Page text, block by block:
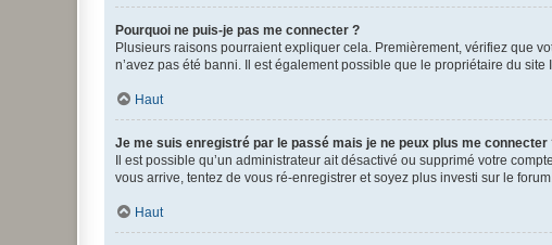
Pourquoi ne puis-je pas me connecter ?
Plusieurs raisons pourraient expliquer cela. Premièrement, vérifiez que
n’avez pas été banni. Il est également possible que le propriétaire du
Haut
Je me suis enregistré par le passé mais je ne peux plus me connecter
Il est possible qu’un administrateur ait désactivé ou supprimé votre
vous arrive, tentez de vous ré-enregistrer et soyez plus investi sur le forum.
Haut